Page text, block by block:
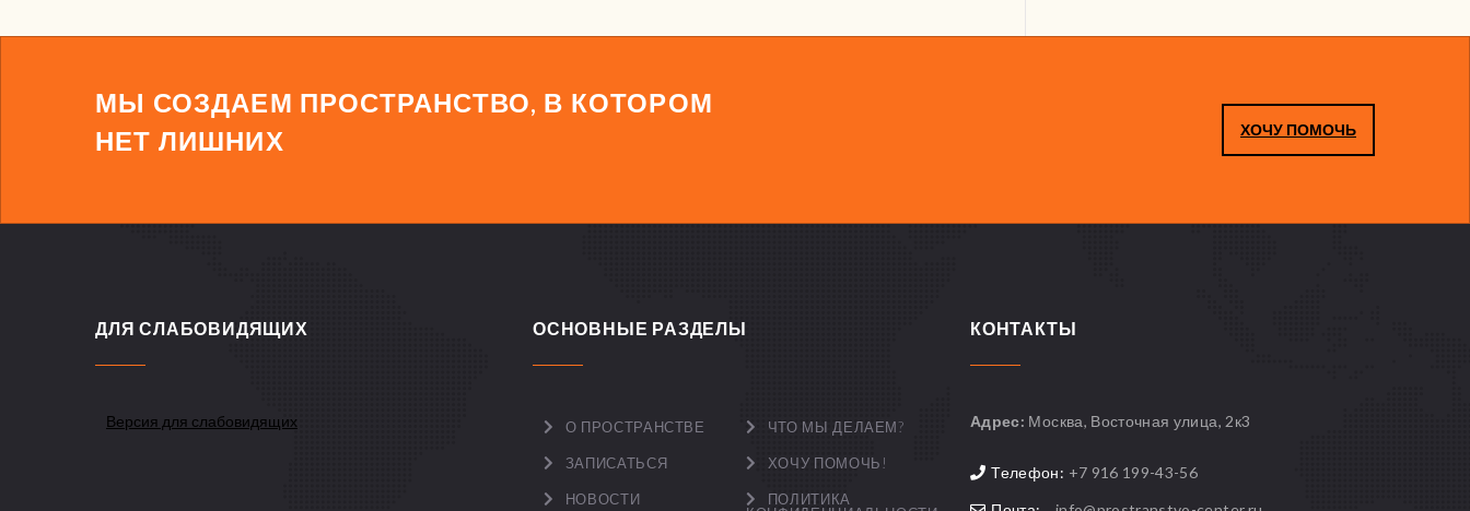
МЫ СОЗДАЕМ ПРОСТРАНСТВО, В КОТОРОМ
НЕТ ЛИШНИХ
ХОЧУ ПОМОЧЬ
ДЛЯ СЛАБОВИДЯЩИХ
Версия для слабовидящих
ОСНОВНЫЕ РАЗДЕЛЫ
О ПРОСТРАНСТВЕ ЧТО МЫ ДЕЛАЕМ?
ЗАПИСАТЬСЯ ХОЧУ ПОМОЧЬ!
НОВОСТИ
ПОЛИТИКА
КОНТАКТЫ
Адрес: Москва, Восточная улица, 2к3
Телефон: +7 916 199-43-56